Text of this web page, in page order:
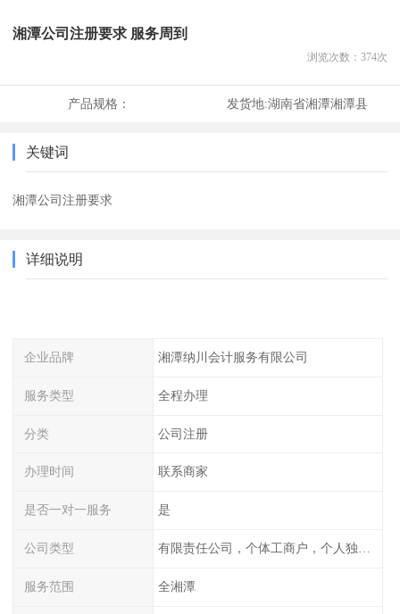
湘潭公司注册要求 服务周到
浏览次数： 374次
产品规格： 发货地:湖南省湘潭湘潭县
关键词
湘潭公司注册要求
详细说明
企业品牌 湘潭纳川会计服务有限公司
服务类型 全程办理
分类 公司注册
办理时间 联系商家
是否一对一服务 是
公司类型
服务范围 全湘潭